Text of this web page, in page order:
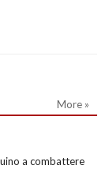
More »
a combattere